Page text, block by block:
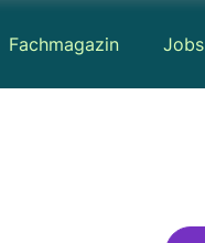
Fachmagazin Jobs